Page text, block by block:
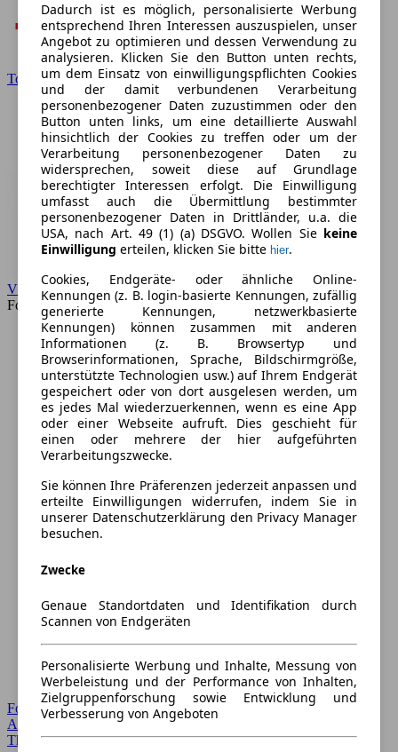
Toyota
VW
Forum
Forum Startseite
Alle Auto-Foren
Themen-Forum
Dadurch ist es möglich, personalisierte Werbung
entsprechend Ihren Interessen auszuspielen, unser
Angebot zu optimieren und dessen Verwendung zu
analysieren. Klicken Sie den Button unten rechts,
um dem Einsatz von einwilligungspflichten Cookies
und der damit verbundenen Verarbeitung
personenbezogener Daten zuzustimmen oder den
Button unten links, um eine detaillierte Auswahl
hinsichtlich der Cookies zu treffen oder um der
Verarbeitung personenbezogener Daten zu
widersprechen, soweit diese auf Grundlage
berechtigter Interessen erfolgt. Die Einwilligung
umfasst auch die Übermittlung bestimmter
personenbezogener Daten in Drittländer, u.a. die
USA, nach Art. 49 (1) (a) DSGVO. Wollen Sie keine
Einwilligung erteilen, klicken Sie bitte hier.
Cookies, Endgeräte- oder ähnliche Online-
Kennungen (z. B. login-basierte Kennungen, zufällig
generierte Kennungen, netzwerkbasierte
Kennungen) können zusammen mit anderen
Informationen (z. B. Browsertyp und
Browserinformationen, Sprache, Bildschirmgröße,
unterstützte Technologien usw.) auf Ihrem Endgerät
gespeichert oder von dort ausgelesen werden, um
es jedes Mal wiederzuerkennen, wenn es eine App
oder einer Webseite aufruft. Dies geschieht für
einen oder mehrere der hier aufgeführten
Verarbeitungszwecke.
Sie können Ihre Präferenzen jederzeit anpassen und
erteilte Einwilligungen widerrufen, indem Sie in
unserer Datenschutzerklärung den Privacy Manager
besuchen.
Zwecke
Genaue Standortdaten und Identifikation durch
Scannen von Endgeräten
Personalisierte Werbung und Inhalte, Messung von
Werbeleistung und der Performance von Inhalten,
Zielgruppenforschung sowie Entwicklung und
Verbesserung von Angeboten